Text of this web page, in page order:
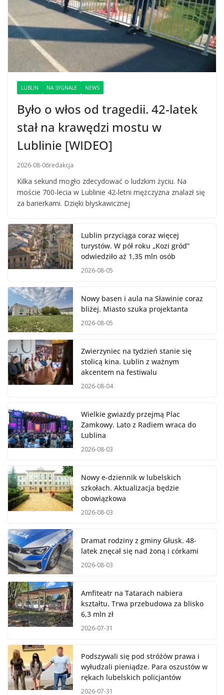
LUBLIN NA SYGNALE NEWS
Było o włos od tragedii. 42-latek
stał na krawędzi mostu w
Lublinie [WIDEO]
2026-08-06redakcja
Kilka sekund mogło zdecydować o ludzkim życiu. Na
moście 700-lecia w Lublinie 42-letni mężczyzna znalazł się
za barierkami. Dzięki błyskawicznej
Lublin przyciąga coraz więcej
turystów. W pół roku „Kozi gród”
odwiedziło aż 1,35 mln osób
2026-08-05
Nowy basen i aula na Sławinie coraz
bliżej. Miasto szuka projektanta
2026-08-05
Zwierzyniec na tydzień stanie się
stolicą kina. Lublin z ważnym
akcentem na festiwalu
2026-08-04
Wielkie gwiazdy przejmą Plac
Zamkowy. Lato z Radiem wraca do
Lublina
2026-08-03
Nowy e-dziennik w lubelskich
szkołach. Aktualizacja będzie
obowiązkowa
2026-08-03
Dramat rodziny z gminy Głusk. 48-
latek znęcał się nad żoną i córkami
2026-08-03
Amfiteatr na Tatarach nabiera
kształtu. Trwa przebudowa za blisko
6,3 mln zł
2026-07-31
Podszywali się pod stróżów prawa i
wyłudzali pieniądze. Para oszustów w
rękach lubelskich policjantów
2026-07-31